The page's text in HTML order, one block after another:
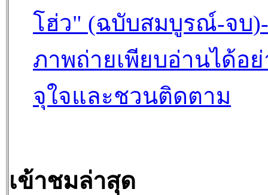
โฮ่ว" (ฉบับสมบูรณ์-จบ)-
ภาพถ่ายเพียบอ่านได้อย่
จุใจและชวนติดตาม
เข้าชมล่าสุด